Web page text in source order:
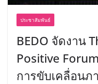
ประชาสัมพันธ์
BEDO จัดงาน
Positive
การขับเคลื่อน